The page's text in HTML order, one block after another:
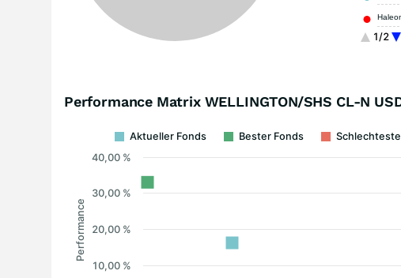
1/2
ELIS
Performance Matrix WELLINGTON/SHS CL-N
Performance
Aktueller Fonds Bester Fonds
10,00 %
20,00 %
30,00 %
40,00 %